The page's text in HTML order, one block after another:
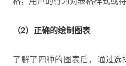
（2）正确的绘制图表
了解了四种的图表后，通过